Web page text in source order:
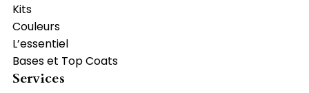
Kits
Couleurs
L’essentiel
Bases et Top Coats
Services